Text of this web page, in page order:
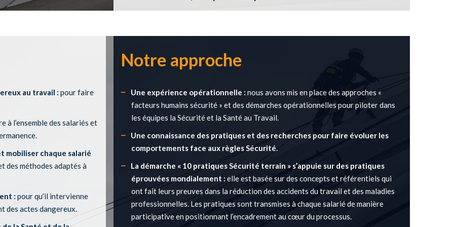
au travail : pour faire
à l’ensemble des salariés et
mobiliser chaque salarié
des méthodes adaptés à
: pour qu’il intervienne
des actes dangereux.
Notre approche
Une expérience opérationnelle : nous avons mis en place des approches «
facteurs humains sécurité » et des démarches opérationnelles pour piloter dans
les équipes la Sécurité et la Santé au Travail.
Une connaissance des pratiques et des recherches pour faire évoluer les
comportements face aux règles Sécurité.
La démarche « 10 pratiques Sécurité terrain » s’appuie sur des pratiques
éprouvées mondialement : elle est basée sur des concepts et référentiels qui
ont fait leurs preuves dans la réduction des accidents du travail et des maladies
professionnelles. Les pratiques sont transmises à chaque salarié de manière
participative en positionnant l’encadrement au cœur du processus.